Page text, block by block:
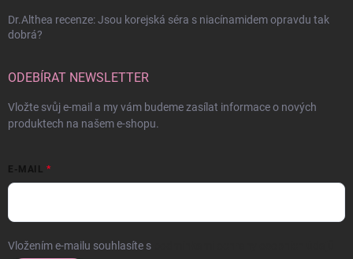
Dr.Althea recenze: Jsou korejská séra s niacínamidem opravdu tak
dobrá?
ODEBÍRAT NEWSLETTER
Vložte svůj e-mail a my vám budeme zasílat informace o nových
produktech na našem e-shopu.
E-MAIL
Vložením e-mailu souhlasíte s